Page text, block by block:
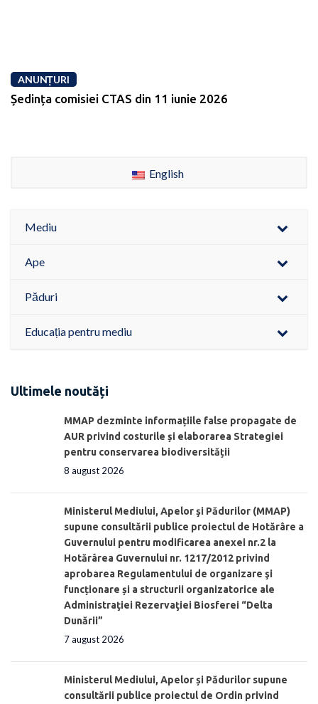
ANUNȚURI
Ședința comisiei CTAS din 11 iunie 2026
English
Mediu
Ape
Păduri
Educația pentru mediu
Ultimele noutăți
MMAP dezminte informațiile false propagate de
AUR privind costurile și elaborarea Strategiei
pentru conservarea biodiversității
8 august 2026
Ministerul Mediului, Apelor şi Pădurilor (MMAP)
supune consultării publice proiectul de Hotărâre a
Guvernului pentru modificarea anexei nr.2 la
Hotărârea Guvernului nr. 1217/2012 privind
aprobarea Regulamentului de organizare şi
funcționare și a structurii organizatorice ale
Administraţiei Rezervaţiei Biosferei “Delta
Dunării”
7 august 2026
Ministerul Mediului, Apelor și Pădurilor supune
consultării publice proiectul de Ordin privind